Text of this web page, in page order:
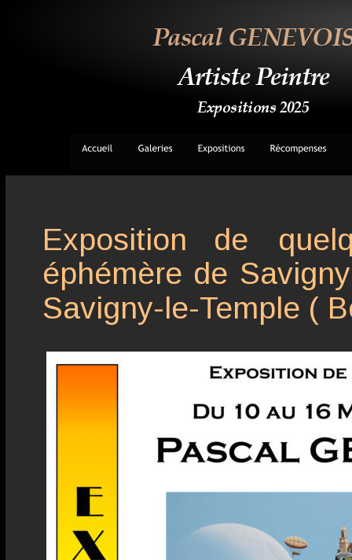
Exposition de
éphémère de Savigny
Savigny-le-Temple (
Pascal
Artiste Peintre
Expositions 2025